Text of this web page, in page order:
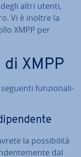
altri utenti,
Vi è inoltre la
XMPP per
XMPP
fun­zio­na­li­
la pos­si­bi­li­tà
dal